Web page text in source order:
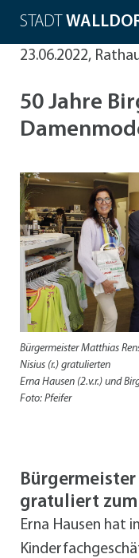
STADT
23.06.2022,
50 Jahre
Bürgermeister Matthias
Nisius (r.) gratulierten
Erna Hausen (2.v.r.) und
Foto: Pfeifer
gratuliert
Erna Hausen hat